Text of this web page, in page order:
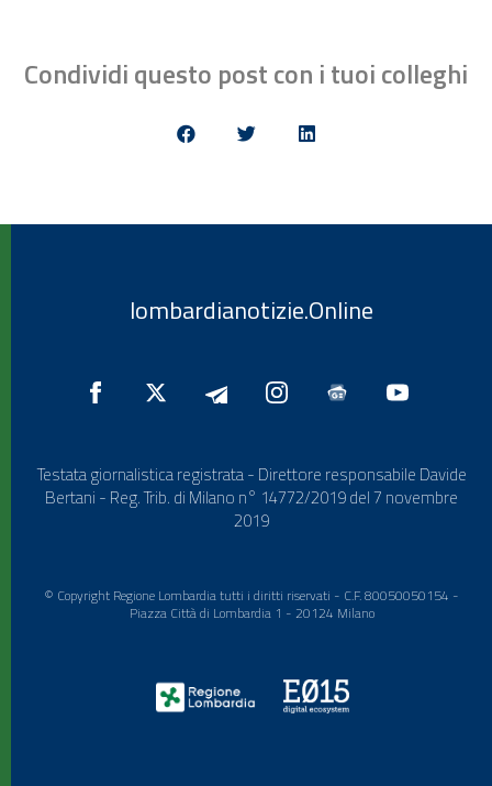
Condividi questo post con i tuoi colleghi
lombardianotizie.Online
Testata giornalistica registrata - Direttore responsabile Davide
Bertani - Reg. Trib. di Milano n° 14772/2019 del 7 novembre
2019
© Copyright Regione Lombardia tutti i diritti riservati - C.F. 80050050154 -
Piazza Città di Lombardia 1 - 20124 Milano